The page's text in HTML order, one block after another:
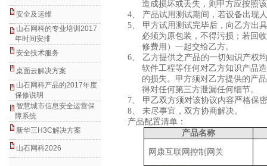
安全及运维
山石网科的专业培训2017
年时间安排
安全技术服务
桌面云解决方案
山石网科产品的2017年度
保修说明
智慧城市信息安全运营保
障系统
新华三H3C解决方案
山石网科2026
造成损坏或丢失，则甲方应按照
4、 产品试用测试期间，若设备出现
5、 甲方试用测试完毕后，向乙方出
必须为原包装，不得污损；若回
修费用）一起交给乙方。
6、 乙方提供之产品的一切知识产权
软件工程等任何对乙方知识产品
的损失。甲方须对乙方提供的产
得对任何第三方泄漏任何细节。
7、 甲乙双方须对该协议内容严格保
8、 未尽事宜，双方协商解决。
产品配置清单：
产品名称
网康互联网控制网关